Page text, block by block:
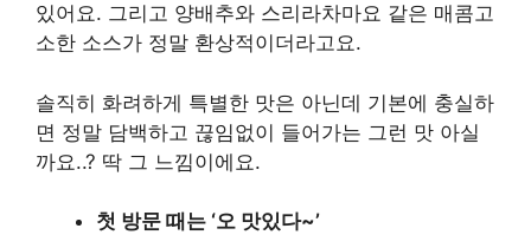
있어요. 그리고 양배추와 스리라차마요 같은 매콤고
소한 소스가 정말 환상적이더라고요.
솔직히 화려하게 특별한 맛은 아닌데 기본에 충실하
면 정말 담백하고 끊임없이 들어가는 그런 맛 아실
까요..? 딱 그 느낌이에요.
첫 방문 때는 ‘오 맛있다~’